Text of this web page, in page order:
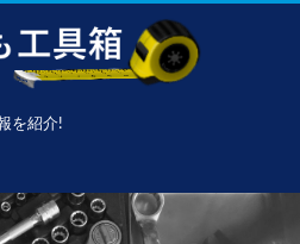
を紹介!
Skip
to
content